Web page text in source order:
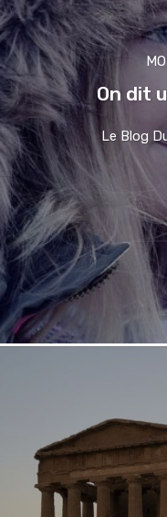
On dit
Le Blog